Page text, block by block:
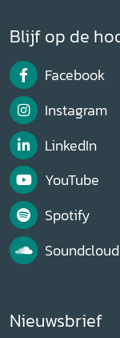
Blijf op de
Facebook
Instagram
LinkedIn
YouTube
Spotify
Soundcloud
Nieuwsbrief